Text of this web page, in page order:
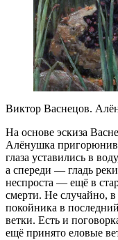
Виктор Васнецов.
На основе эскиза
Алёнушка
глаза уставились в
а спереди — гладь
неспроста — ещё в
смерти. Не случайно,
покойника в
ветки. Есть и
ещё принято еловые